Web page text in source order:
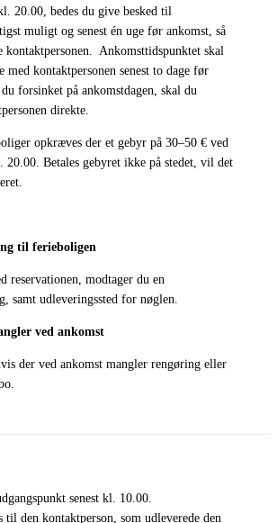
20.00, bedes du give besked til
muligt og senest én uge før ankomst, så
kontaktpersonen. Ankomsttidspunktet skal
med kontaktpersonen senest to dage før
forsinket på ankomstdagen, skal du
direkte.
opkræves der et gebyr på 30–50 € ved
20.00. Betales gebyret ikke på stedet, vil det
til ferieboligen
reservationen, modtager du en
samt udleveringssted for nøglen.
ved ankomst
der ved ankomst mangler rengøring eller
senest kl. 10.00.
til den kontaktperson, som udleverede den